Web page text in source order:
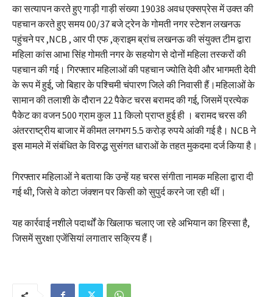
का सत्यापन करते हुए गाड़ी गाड़ी संख्या 19038 अवध एक्सप्रेस में उक्त की
पहचान करते हुए समय 00/37 बजे ट्रेन के गोमती नगर स्टेशन लखनऊ
पहुंचने पर ,NCB , आर पी एफ ,क्राइम ब्रांच लखनऊ की संयुक्त टीम द्वारा
महिला कांस आभा सिंह गोमती नगर के सहयोग से दोनों महिला तस्करों की
पहचान की गई। गिरफ्तार महिलाओं की पहचान ज्योति देवी और भागमती देवी
के रूप में हुई, जो बिहार के पश्चिमी चंपारण जिले की निवासी हैं।महिलाओं के
सामान की तलाशी के दौरान 22 पैकेट चरस बरामद की गई, जिसमें प्रत्येक
पैकेट का वजन 500 ग्राम कुल 11 किलो प्राप्त हुई ही । बरामद चरस की
अंतरराष्ट्रीय बाजार में कीमत लगभग 5.5 करोड़ रुपये आंकी गई है। NCB ने
इस मामले में संबंधित के विरुद्ध सुसंगत धाराओं के तहत मुकदमा दर्ज किया है।
गिरफ्तार महिलाओं ने बताया कि उन्हें यह चरस संगीता नामक महिला द्वारा दी
गई थी, जिसे वे कोटा जंक्शन पर किसी को सुपुर्द करने जा रही थीं।
यह कार्रवाई नशीले पदार्थों के खिलाफ चलाए जा रहे अभियान का हिस्सा है,
जिसमें सुरक्षा एजेंसियां लगातार सक्रिय हैं।